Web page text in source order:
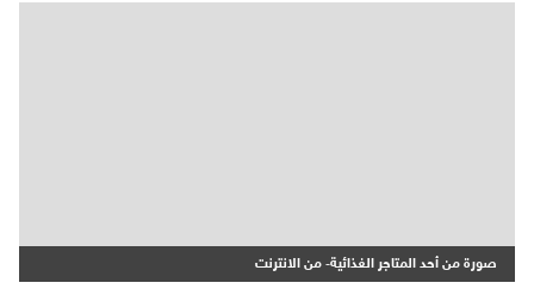
صورة من أحد المتاجر الغذائية- من الانترنت